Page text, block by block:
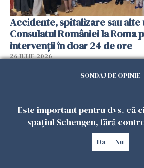
Accidente, spitalizare sau alte
Consulatul României la Roma
intervenții în doar 24 de ore
26 IULIE 2026
SONDAJ DE OPINIE
Este important pentru dvs. că
spațiul Schengen, fără
Da Nu